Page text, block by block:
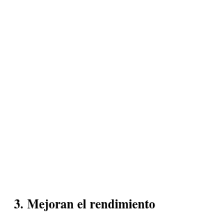
3. Mejoran el rendimiento